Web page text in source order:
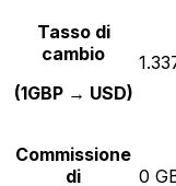
Tasso di
cambio
(1GBP → USD)
Commissione
di
0